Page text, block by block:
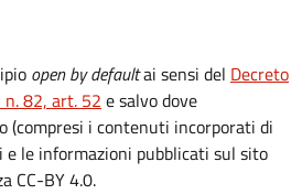
open by defaultai sensi del Decreto
82, art. 52 e salvo dove
(compresi i contenuti incorporati di
le informazioni pubblicati sul sito
CC-BY 4.0.